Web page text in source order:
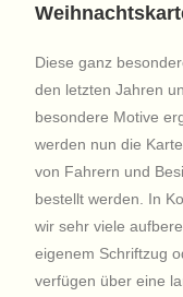
Diese ganz
den letzten Jahren
besondere Motive
werden nun die
von Fahrern und
bestellt werden. In
wir sehr viele
eigenem Schriftzug
verfügen über eine